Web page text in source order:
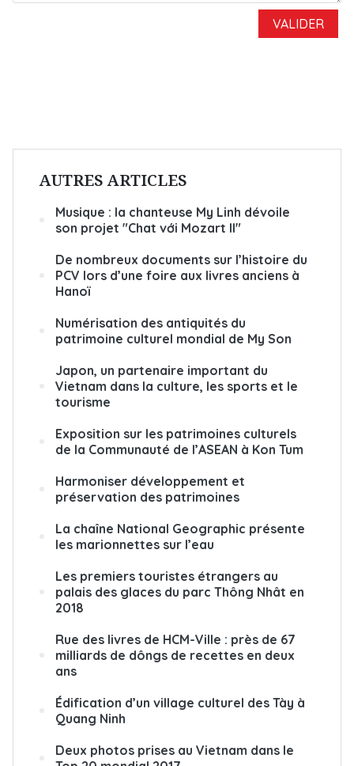
AUTRES ARTICLES
Musique : la chanteuse My Linh dévoile
son projet "Chat với Mozart II"
De nombreux documents sur l’histoire du
PCV lors d’une foire aux livres anciens à
Hanoï
Numérisation des antiquités du
patrimoine culturel mondial de My Son
Japon, un partenaire important du
Vietnam dans la culture, les sports et le
tourisme
Exposition sur les patrimoines culturels
de la Communauté de l’ASEAN à Kon Tum
Harmoniser développement et
préservation des patrimoines
La chaîne National Geographic présente
les marionnettes sur l’eau
Les premiers touristes étrangers au
palais des glaces du parc Thông Nhât en
2018
Rue des livres de HCM-Ville : près de 67
milliards de dôngs de recettes en deux
ans
Édification d’un village culturel des Tày à
Quang Ninh
Deux photos prises au Vietnam dans le